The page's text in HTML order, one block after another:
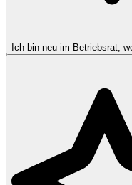
Ich bin neu im Betriebsrat,